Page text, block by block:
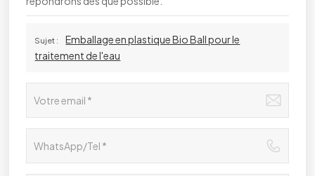
Sujet :
Emballage en plastique Bio Ball pour le
traitement de l'eau